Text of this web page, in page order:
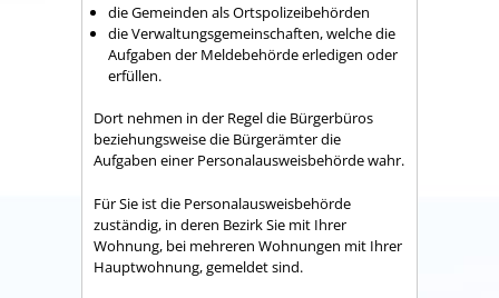
die Gemeinden als Ortspolizeibehörden
die Verwaltungsgemeinschaften,welche die
Aufgaben der Meldebehörde erledigen oder
erfüllen.
Dort nehmen in der Regel die Bürgerbüros
beziehungsweise die Bürgerämter die
Aufgaben einer Personalausweisbehörde wahr.
Für Sie ist die Personalausweisbehörde
zuständig, in deren Bezirk Sie mit Ihrer
Wohnung, bei mehreren Wohnungen mit Ihrer
Hauptwohnung, gemeldet sind.